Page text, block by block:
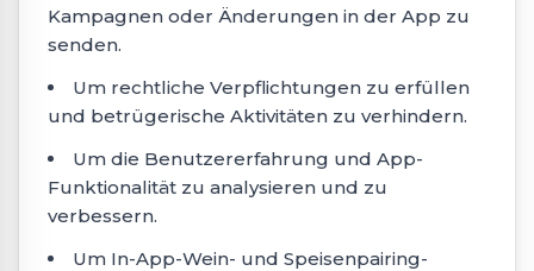
Kampagnen oder Änderungen in der App zu
senden.
Um rechtliche Verpflichtungen zu erfüllen
und betrügerische Aktivitäten zu verhindern.
Um die Benutzererfahrung und App-
Funktionalität zu analysieren und zu
verbessern.
Um In-App-Wein- und Speisenpairing-